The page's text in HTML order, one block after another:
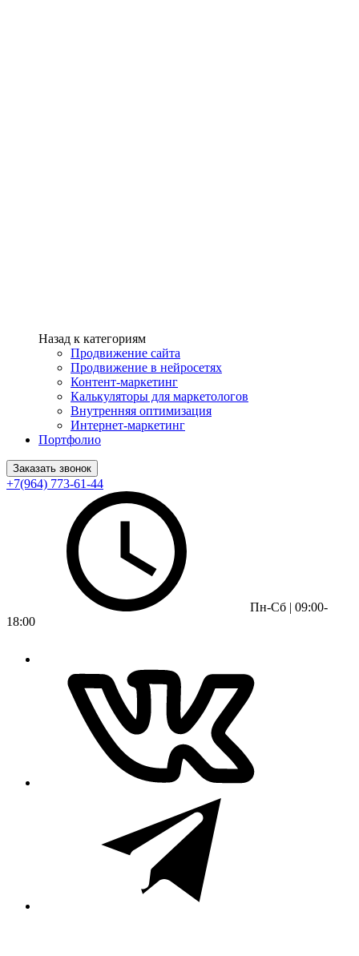
Назад к категориям
Продвижение сайта
Продвижение в нейросетях
Контент-маркетинг
Калькуляторы для маркетологов
Внутренняя оптимизация
Интернет-маркетинг
Портфолио
Заказать звонок
+7(964) 773-61-44
Пн-Сб | 09:00-
18:00